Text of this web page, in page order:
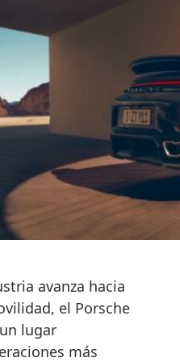
avanza hacia
el Porsche
lugar
más